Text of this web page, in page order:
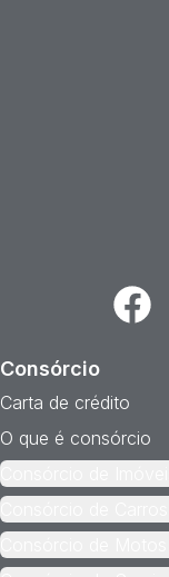
Consórcio
Carta de crédito
O que é consórcio